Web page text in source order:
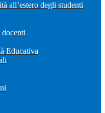
all’estero degli studenti
Educativa